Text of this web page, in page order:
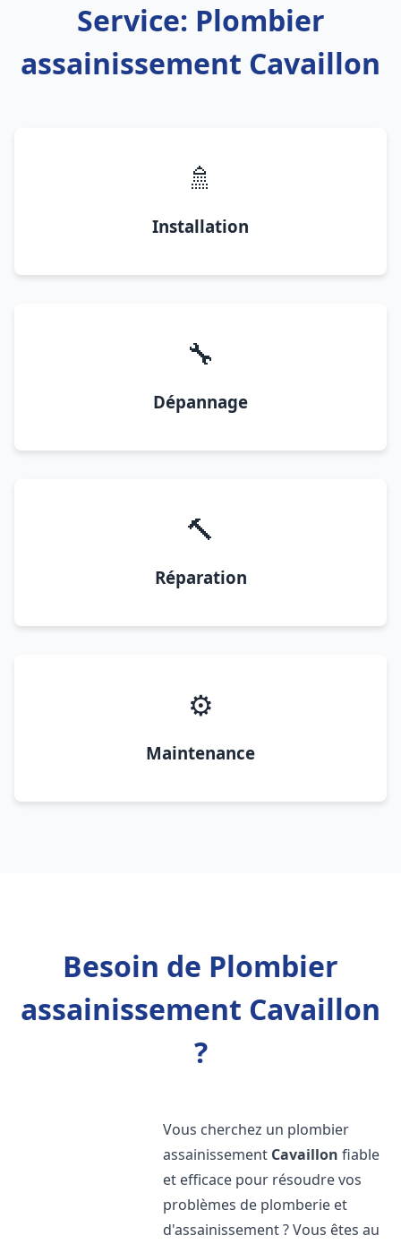
Service: Plombier
assainissement Cavaillon
🚿
Installation
🔧
Dépannage
🔨
Réparation
⚙️
Maintenance
Besoin de Plombier
assainissement Cavaillon
?
Vous cherchez un plombier
assainissement Cavaillon fiable
et efficace pour résoudre vos
problèmes de plomberie et
d'assainissement ? Vous êtes au